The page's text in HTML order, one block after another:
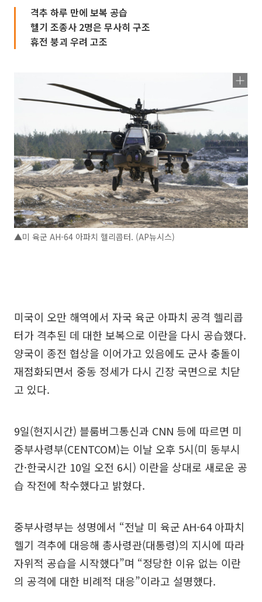
격추 하루 만에 보복 공습
헬기 조종사 2명은 무사히 구조
휴전 붕괴 우려 고조
▲미 육군 AH-64 아파치 헬리콥터. (AP뉴시스)
미국이 오만 해역에서 자국 육군 아파치 공격 헬리콥
터가 격추된 데 대한 보복으로 이란을 다시 공습했다.
양국이 종전 협상을 이어가고 있음에도 군사 충돌이
재점화되면서 중동 정세가 다시 긴장 국면으로 치닫
고 있다.
9일(현지시간) 블룸버그통신과 CNN 등에 따르면 미
중부사령부(CENTCOM)는 이날 오후 5시(미 동부시
간·한국시간 10일 오전 6시) 이란을 상대로 새로운 공
습 작전에 착수했다고 밝혔다.
중부사령부는 성명에서 “전날 미 육군 AH-64 아파치
헬기 격추에 대응해 총사령관(대통령)의 지시에 따라
자위적 공습을 시작했다”며 “정당한 이유 없는 이란
의 공격에 대한 비례적 대응”이라고 설명했다.